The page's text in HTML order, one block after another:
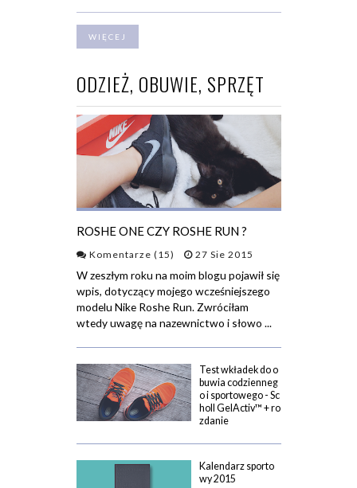
WIĘCEJ
ODZIEŻ, OBUWIE, SPRZĘT
ROSHE ONE CZY ROSHE RUN ?
Komentarze (15) 27 Sie 2015
W zeszłym roku na moim blogu pojawił się
wpis, dotyczący mojego wcześniejszego
modelu Nike Roshe Run. Zwróciłam
wtedy uwagę na nazewnictwo i słowo ...
Test wkładek do o
buwia codzienneg
o i sportowego - Sc
holl GelActiv™ + ro
zdanie
Kalendarz sporto
wy 2015